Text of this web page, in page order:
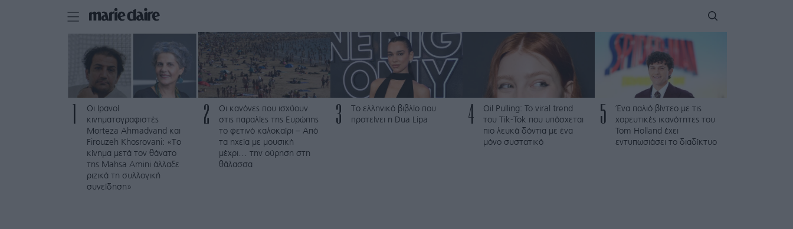
Οι Ιρανοί
κινηματογραφιστές
Morteza Ahmadvand και
Firouzeh Khosrovani: «Το
κίνημα μετά τον θάνατο
της Mahsa Amini άλλαξε
ριζικά τη συλλογική
συνείδηση»
2
Οι κανόνες που ισχύουν
στις παραλίες της Ευρώπης
το φετινό καλοκαίρι – Από
τα ηχεία με μουσική
μέχρι… την ούρηση στη
θάλασσα
3
Το ελληνικό βιβλίο που
προτείνει η Dua Lipa
4
Oil Pulling: To viral trend
του Tik-Tok που υπόσχεται
πιο λευκά δόντια με ένα
μόνο συστατικό
5
Ένα παλιό βίντεο με τις
χορευτικές ικανότητες του
Tom Holland έχει
εντυπωσιάσει το διαδίκτυο